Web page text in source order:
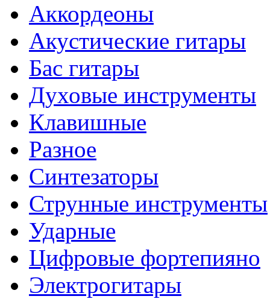
Аккордеоны
Акустические гитары
Бас гитары
Духовые инструменты
Клавишные
Разное
Синтезаторы
Струнные инструменты
Ударные
Цифровые фортепияно
Электрогитары